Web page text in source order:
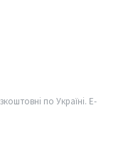
по Україні. E-